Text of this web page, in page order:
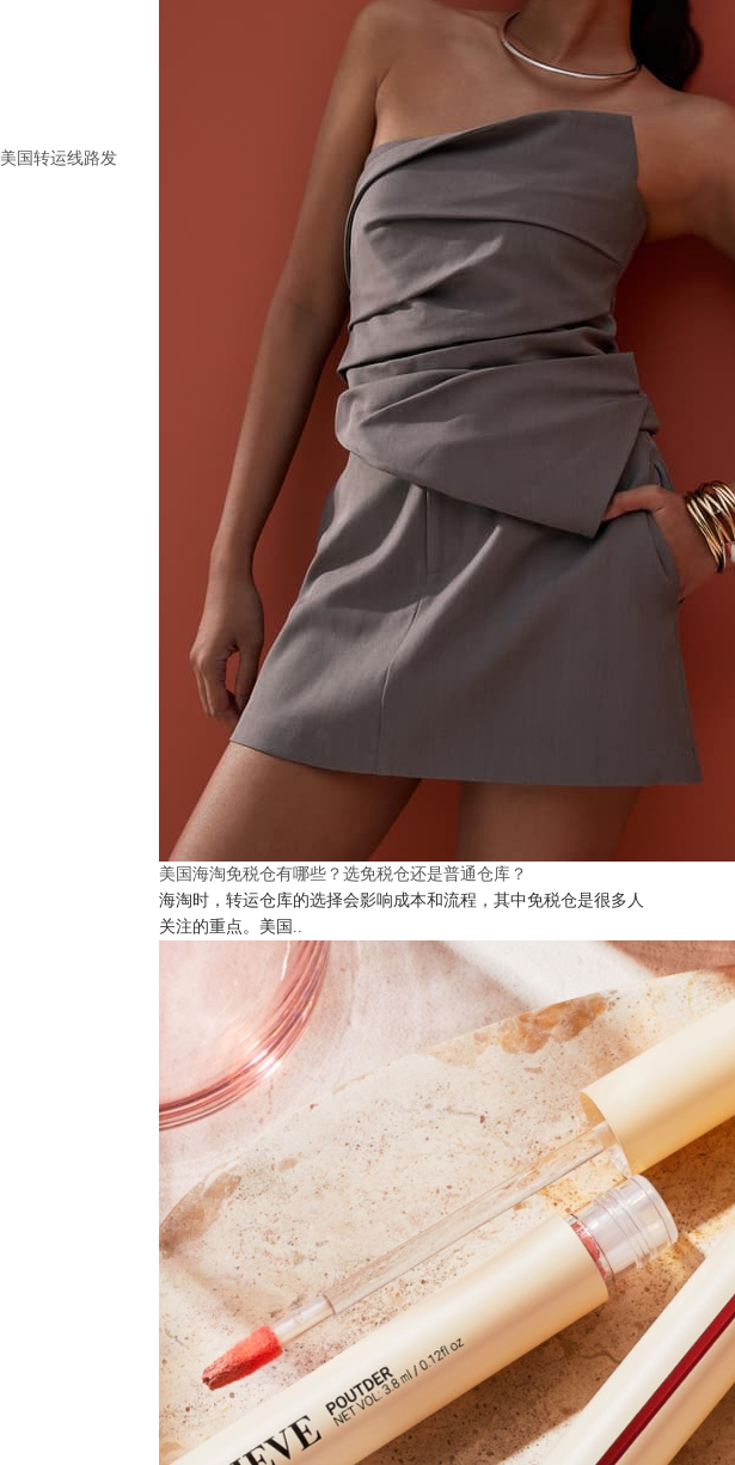
美国转运线路发
美国海淘免税仓有哪些？选免税仓还是普通仓库？
海淘时，转运仓库的选择会影响成本和流程，其中免税仓是很多人
关注的重点。美国..